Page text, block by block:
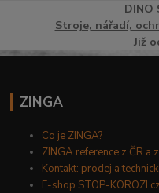
DINO
Stroje, nářadí,
Již
ZINGA
Co je ZINGA?
ZINGA reference z ČR a
Kontakt: prodej a
E-shop STOP-KOROZI.cz